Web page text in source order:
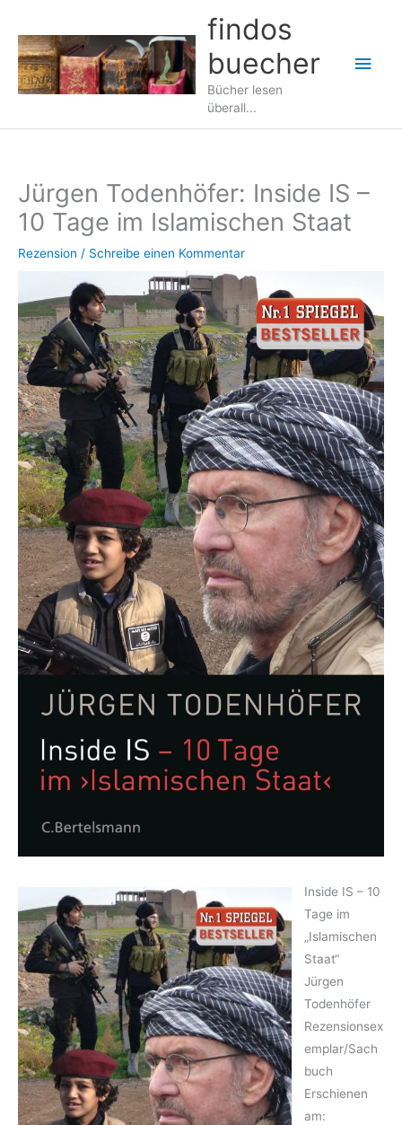
Inhalt
springen
findos
buecher
Bücher lesen
überall...
Jürgen Todenhöfer: Inside IS –
10 Tage im Islamischen Staat
Rezension / Schreibe einen Kommentar
Inside IS – 10
Tage im
„Islamischen
Staat“
Jürgen
Todenhöfer
Rezensionsex
emplar/Sach
buch
Erschienen
am: